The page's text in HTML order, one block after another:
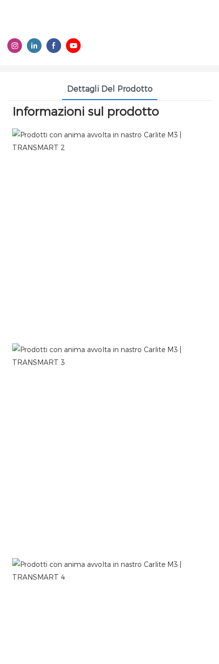
Dettagli Del Prodotto
Informazioni sul prodotto